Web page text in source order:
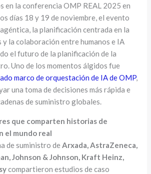
en la conferencia OMP REAL 2025 en
días 18 y 19 de noviembre, el evento
la planificación centrada en la
y la colaboración entre humanos e IA
el futuro de la planificación de la
Uno de los momentos álgidos fue
marco de orquestación de IA de OMP,
una toma de decisiones más rápida e
de suministro globales.
que comparten historias de
el mundo real
de suministro deArxada, AstraZeneca,
Johnson & Johnson, Kraft Heinz,
compartieron estudios de caso